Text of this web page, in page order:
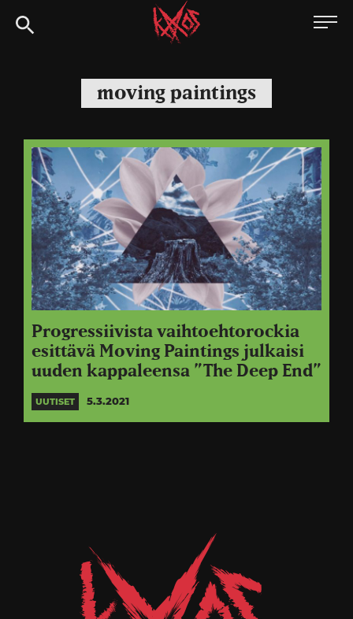
Siirry
suoraan
Kaaoszine
moving paintings
Progressiivista vaihtoehtorockia
esittävä Moving Paintings julkaisi
uuden kappaleensa ”The Deep End”
UUTISET 5.3.2021